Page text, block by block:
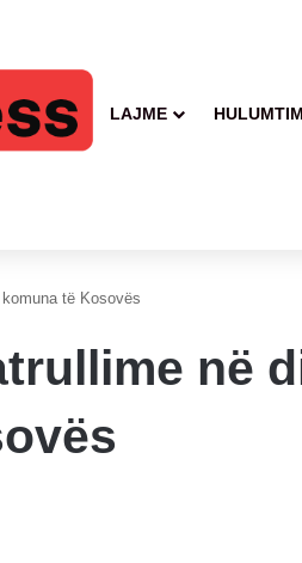
LAJME
të Kosovës
në